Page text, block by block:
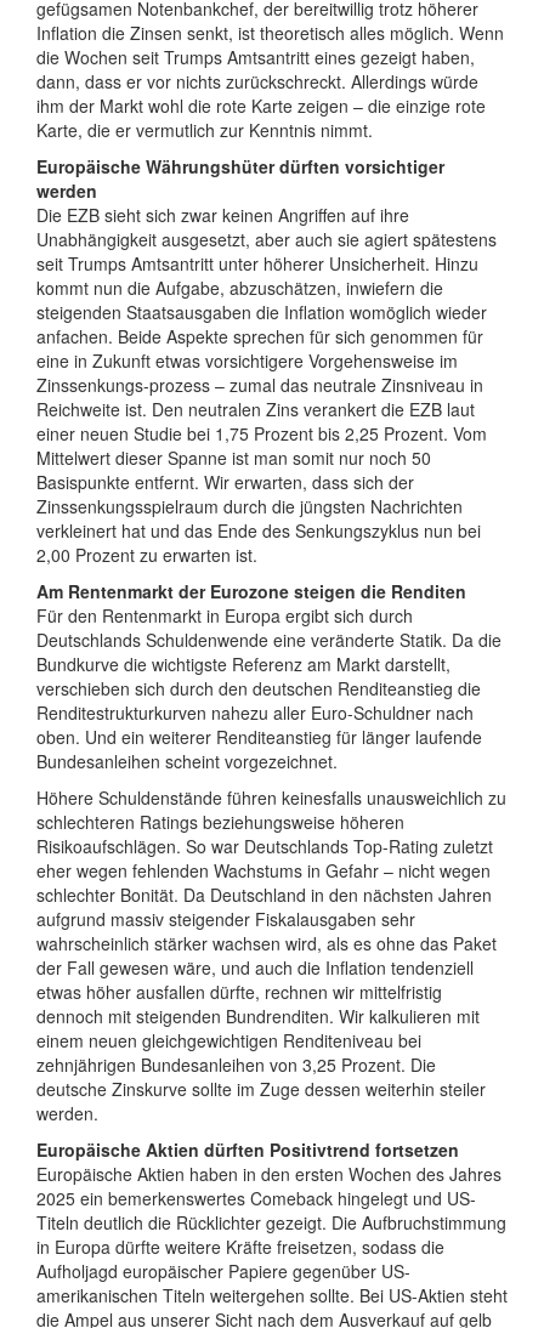
gefügsamen Notenbankchef, der bereitwillig trotz höherer
Inflation die Zinsen senkt, ist theoretisch alles möglich. Wenn
die Wochen seit Trumps Amtsantritt eines gezeigt haben,
dann, dass er vor nichts zurückschreckt. Allerdings würde
ihm der Markt wohl die rote Karte zeigen – die einzige rote
Karte, die er vermutlich zur Kenntnis nimmt.
Europäische Währungshüter dürften vorsichtiger
werden
Die EZB sieht sich zwar keinen Angriffen auf ihre
Unabhängigkeit ausgesetzt, aber auch sie agiert spätestens
seit Trumps Amtsantritt unter höherer Unsicherheit. Hinzu
kommt nun die Aufgabe, abzuschätzen, inwiefern die
steigenden Staatsausgaben die Inflation womöglich wieder
anfachen. Beide Aspekte sprechen für sich genommen für
eine in Zukunft etwas vorsichtigere Vorgehensweise im
Zinssenkungs-prozess – zumal das neutrale Zinsniveau in
Reichweite ist. Den neutralen Zins verankert die EZB laut
einer neuen Studie bei 1,75 Prozent bis 2,25 Prozent. Vom
Mittelwert dieser Spanne ist man somit nur noch 50
Basispunkte entfernt. Wir erwarten, dass sich der
Zinssenkungsspielraum durch die jüngsten Nachrichten
verkleinert hat und das Ende des Senkungszyklus nun bei
2,00 Prozent zu erwarten ist.
Am Rentenmarkt der Eurozone steigen die Renditen
Für den Rentenmarkt in Europa ergibt sich durch
Deutschlands Schuldenwende eine veränderte Statik. Da die
Bundkurve die wichtigste Referenz am Markt darstellt,
verschieben sich durch den deutschen Renditeanstieg die
Renditestrukturkurven nahezu aller Euro-Schuldner nach
oben. Und ein weiterer Renditeanstieg für länger laufende
Bundesanleihen scheint vorgezeichnet.
Höhere Schuldenstände führen keinesfalls unausweichlich zu
schlechteren Ratings beziehungsweise höheren
Risikoaufschlägen. So war Deutschlands Top-Rating zuletzt
eher wegen fehlenden Wachstums in Gefahr – nicht wegen
schlechter Bonität. Da Deutschland in den nächsten Jahren
aufgrund massiv steigender Fiskalausgaben sehr
wahrscheinlich stärker wachsen wird, als es ohne das Paket
der Fall gewesen wäre, und auch die Inflation tendenziell
etwas höher ausfallen dürfte, rechnen wir mittelfristig
dennoch mit steigenden Bundrenditen. Wir kalkulieren mit
einem neuen gleichgewichtigen Renditeniveau bei
zehnjährigen Bundesanleihen von 3,25 Prozent. Die
deutsche Zinskurve sollte im Zuge dessen weiterhin steiler
werden.
Europäische Aktien dürften Positivtrend fortsetzen
Europäische Aktien haben in den ersten Wochen des Jahres
2025 ein bemerkenswertes Comeback hingelegt und US-
Titeln deutlich die Rücklichter gezeigt. Die Aufbruchstimmung
in Europa dürfte weitere Kräfte freisetzen, sodass die
Aufholjagd europäischer Papiere gegenüber US-
amerikanischen Titeln weitergehen sollte. Bei US-Aktien steht
die Ampel aus unserer Sicht nach dem Ausverkauf auf gelb